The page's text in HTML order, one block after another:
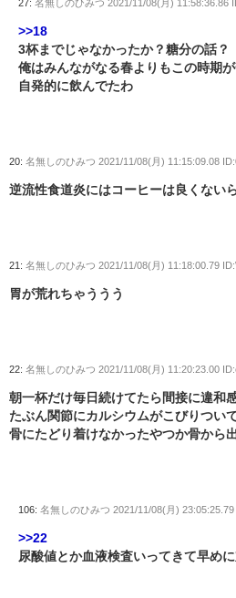
27: 名無しのひみつ 2021/11/08(月) 11:58:36.86
>>18
3杯までじゃなかったか？糖分の話？
俺はみんながなる春よりもこの時期
自発的に飲んでたわ
20: 名無しのひみつ 2021/11/08(月) 11:15:09.08
逆流性食道炎にはコーヒーは良くない
21: 名無しのひみつ 2021/11/08(月) 11:18:00.79
胃が荒れちゃううう
22: 名無しのひみつ 2021/11/08(月) 11:20:23.00
朝一杯だけ毎日続けてたら間接に違和
たぶん関節にカルシウムがこびりつい
骨にたどり着けなかったやつか骨から
106: 名無しのひみつ 2021/11/08(月)
>>22
尿酸値とか血液検査いってきて早め